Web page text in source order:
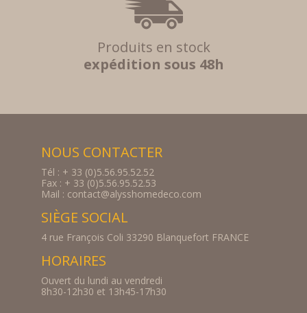
Produits en stock
expédition sous 48h
NOUS CONTACTER
Tél : + 33 (0)5.56.95.52.52
Fax : + 33 (0)5.56.95.52.53
Mail : contact@alysshomedeco.com
SIÈGE SOCIAL
4 rue François Coli 33290 Blanquefort FRANCE
HORAIRES
Ouvert du lundi au vendredi
8h30-12h30 et 13h45-17h30